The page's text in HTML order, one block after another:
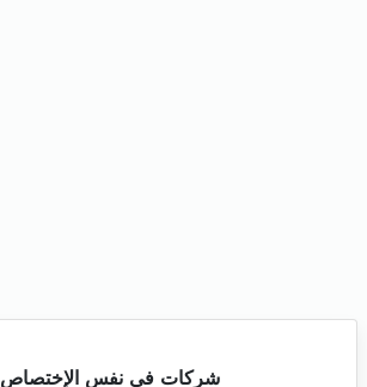
شركات في نفس الإختصاص